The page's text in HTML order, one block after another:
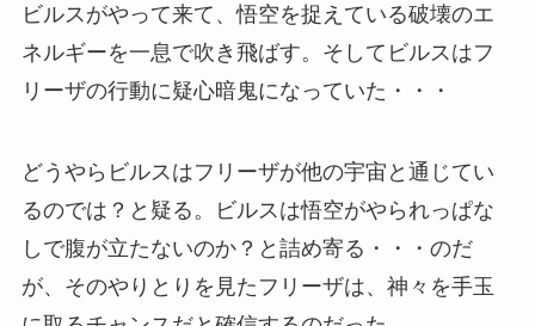
ビルスがやって来て、悟空を捉えている破壊のエ
ネルギーを一息で吹き飛ばす。そしてビルスはフ
リーザの行動に疑心暗鬼になっていた・・・
どうやらビルスはフリーザが他の宇宙と通じてい
るのでは？と疑る。ビルスは悟空がやられっぱな
しで腹が立たないのか？と詰め寄る・・・のだ
が、そのやりとりを見たフリーザは、神々を手玉